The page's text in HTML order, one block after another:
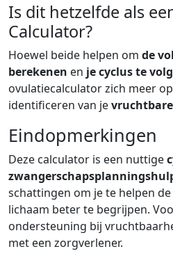
Is dit hetzelfde als
Calculator?
Hoewel beide helpen om de
berekenen en je cyclus te
ovulatiecalculator zich meer
identificeren van je
Eindopmerkingen
Deze calculator is een nuttige
schattingen om je te helpen
lichaam beter te begrijpen.
ondersteuning bij
met een zorgverlener.